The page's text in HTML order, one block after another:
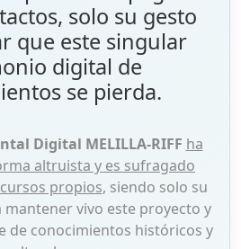
solo su gesto
que este singular
digital de
se pierda.
Digital MELILLA-RIFF ha
altruista y es sufragado
propios, siendo solo su
vivo este proyecto y
de conocimientos históricos y